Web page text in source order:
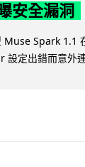
安全漏洞
Spark 1.1
定出錯而意外